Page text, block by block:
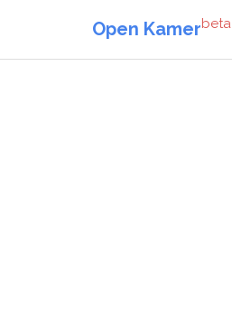
Open Kamerbeta